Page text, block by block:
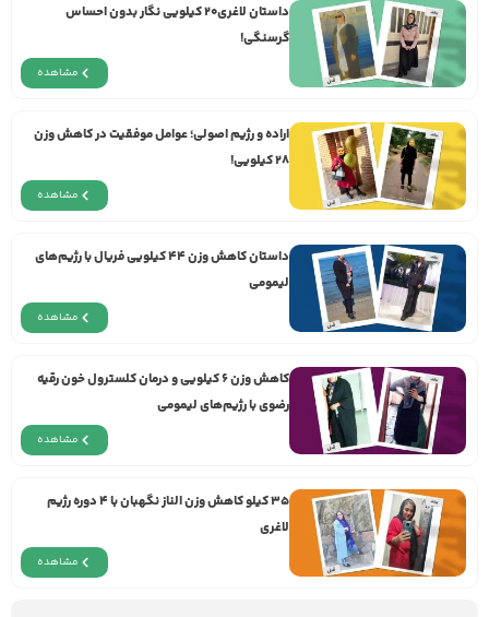
داستان لاغری۲۰ کیلویی نگار بدون احساس
گرسنگی!
مشاهده
اراده و رژيم اصولی؛ عوامل موفقیت در کاهش وزن
۲۸ کیلویی!
مشاهده
داستان کاهش وزن ۴۴ کیلویی فریال با رژیم‌های
لیمومی
مشاهده
کاهش وزن ۶ کیلویی و درمان کلسترول خون رقیه
رضوی با رژیم‌های لیمومی
مشاهده
۳۵ کیلو کاهش وزن الناز نگهبان با ۴ دوره رژیم
لاغری
مشاهده